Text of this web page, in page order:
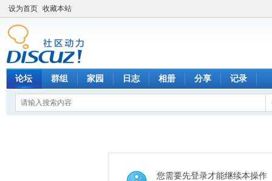
设为首页 收藏本站
论坛 群组 家园 日志 相册 分享 记录
您需要先登录才能继续本操作